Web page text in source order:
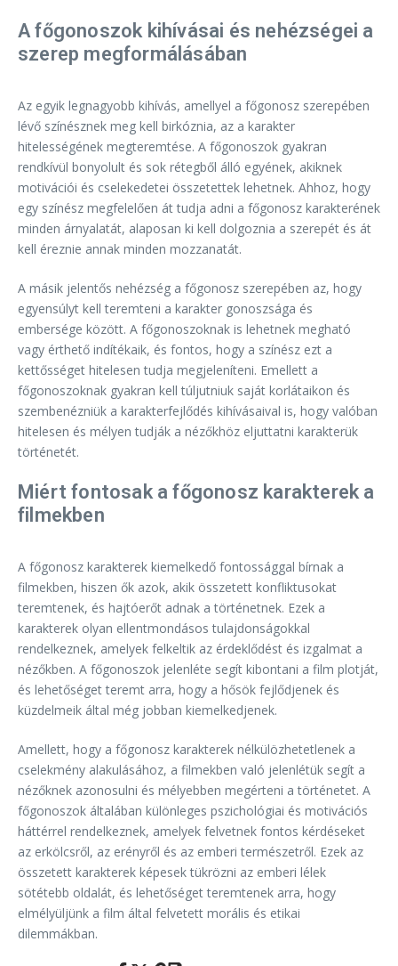
A főgonoszok kihívásai és nehézségei a
szerep megformálásában
Az egyik legnagyobb kihívás, amellyel a főgonosz szerepében
lévő színésznek meg kell birkóznia, az a karakter
hitelességének megteremtése. A főgonoszok gyakran
rendkívül bonyolult és sok rétegből álló egyének, akiknek
motivációi és cselekedetei összetettek lehetnek. Ahhoz, hogy
egy színész megfelelően át tudja adni a főgonosz karakterének
minden árnyalatát, alaposan ki kell dolgoznia a szerepét és át
kell éreznie annak minden mozzanatát.
A másik jelentős nehézség a főgonosz szerepében az, hogy
egyensúlyt kell teremteni a karakter gonoszsága és
embersége között. A főgonoszoknak is lehetnek megható
vagy érthető indítékaik, és fontos, hogy a színész ezt a
kettősséget hitelesen tudja megjeleníteni. Emellett a
főgonoszoknak gyakran kell túljutniuk saját korlátaikon és
szembenézniük a karakterfejlődés kihívásaival is, hogy valóban
hitelesen és mélyen tudják a nézőkhöz eljuttatni karakterük
történetét.
Miért fontosak a főgonosz karakterek a
filmekben
A főgonosz karakterek kiemelkedő fontossággal bírnak a
filmekben, hiszen ők azok, akik összetett konfliktusokat
teremtenek, és hajtóerőt adnak a történetnek. Ezek a
karakterek olyan ellentmondásos tulajdonságokkal
rendelkeznek, amelyek felkeltik az érdeklődést és izgalmat a
nézőkben. A főgonoszok jelenléte segít kibontani a film plotját,
és lehetőséget teremt arra, hogy a hősök fejlődjenek és
küzdelmeik által még jobban kiemelkedjenek.
Amellett, hogy a főgonosz karakterek nélkülözhetetlenek a
cselekmény alakulásához, a filmekben való jelenlétük segít a
nézőknek azonosulni és mélyebben megérteni a történetet. A
főgonoszok általában különleges pszichológiai és motivációs
háttérrel rendelkeznek, amelyek felvetnek fontos kérdéseket
az erkölcsről, az erényről és az emberi természetről. Ezek az
összetett karakterek képesek tükrözni az emberi lélek
sötétebb oldalát, és lehetőséget teremtenek arra, hogy
elmélyüljünk a film által felvetett morális és etikai
dilemmákban.